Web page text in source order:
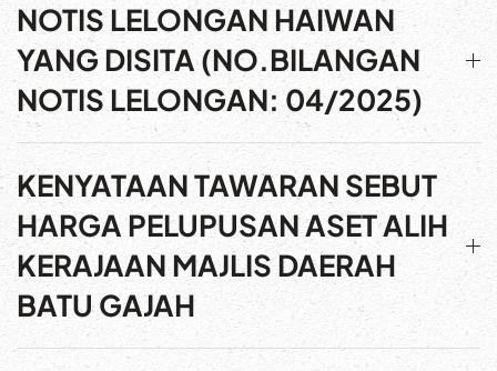
NOTIS LELONGAN HAIWAN
YANG DISITA (NO.BILANGAN
NOTIS LELONGAN: 04/2025)
KENYATAAN TAWARAN SEBUT
HARGA PELUPUSAN ASET ALIH
KERAJAAN MAJLIS DAERAH
BATU GAJAH